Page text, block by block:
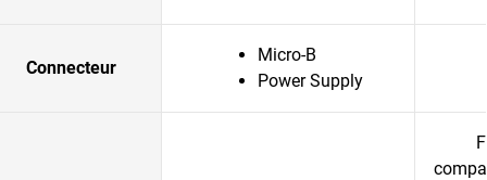
Connecteur
Micro-B
Power Supply